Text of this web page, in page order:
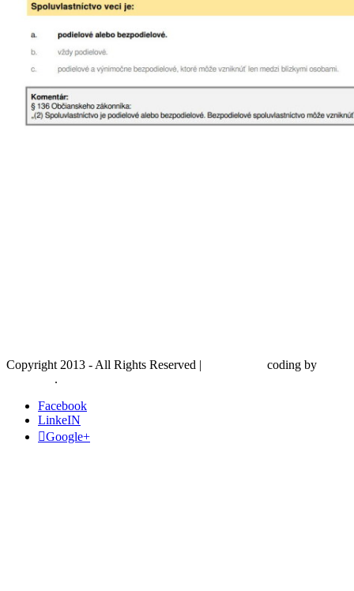
Copyright 2013 - All Rights Reserved |
coding by
.
Facebook
LinkeIN
Google+